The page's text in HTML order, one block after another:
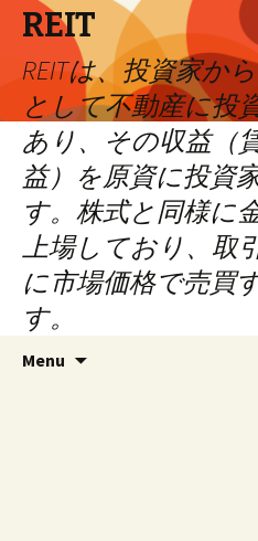
REIT
REITは、投資家か
として不動産に投
あり、その収益（
益）を原資に投資
す。株式と同様に
上場しており、取
に市場価格で売買
す。
Menu